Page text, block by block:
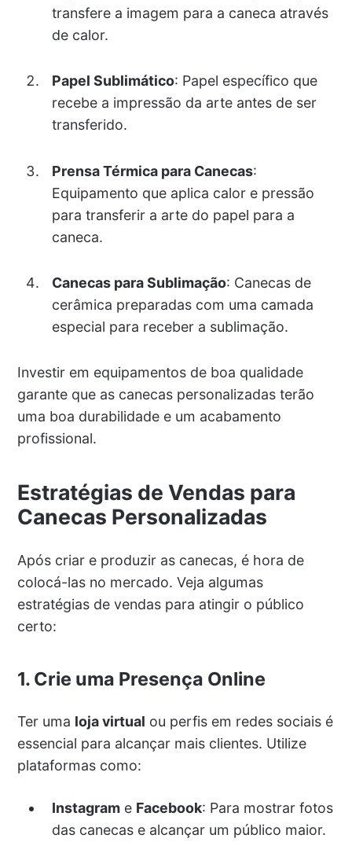
transfere a imagem para a caneca através
de calor.
Papel Sublimático: Papel específico que
recebe a impressão da arte antes de ser
transferido.
Prensa Térmica para Canecas:
Equipamento que aplica calor e pressão
para transferir a arte do papel para a
caneca.
Canecas para Sublimação: Canecas de
cerâmica preparadas com uma camada
especial para receber a sublimação.
Investir em equipamentos de boa qualidade
garante que as canecas personalizadas terão
uma boa durabilidade e um acabamento
profissional.
Estratégias de Vendas para
Canecas Personalizadas
Após criar e produzir as canecas, é hora de
colocá-las no mercado. Veja algumas
estratégias de vendas para atingir o público
certo:
1. Crie uma Presença Online
Ter uma loja virtual ou perfis em redes sociais é
essencial para alcançar mais clientes. Utilize
plataformas como:
Instagrame Facebook: Para mostrar fotos
das canecas e alcançar um público maior.